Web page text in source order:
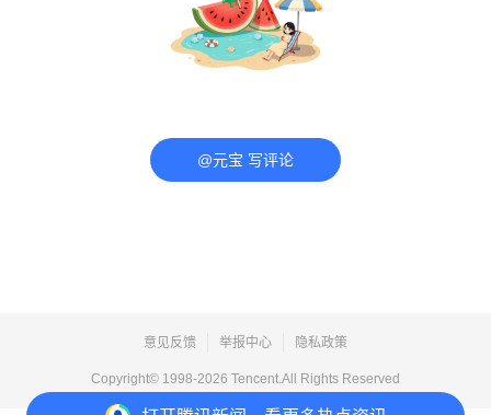
@元宝 写评论
意见反馈 举报中心 隐私政策
Copyright© 1998-2026 Tencent.All Rights Reserved